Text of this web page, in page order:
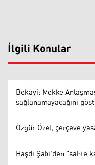
İlgili Konular
Bekayi: Mekke
sağlanamayacağını
Özgür Özel, çerçeve
Haşdi Şabi'den "sahte